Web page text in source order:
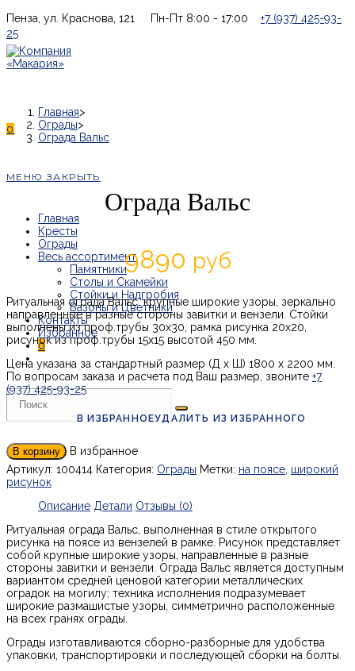
Перейти
к
содержимому
Пенза, ул. Краснова, 121 Пн-Пт 8:00 - 17:00 +7 (937) 425-93-
25
0
МЕНЮ ЗАКРЫТЬ
Главная
Кресты
Ограды
Весь ассортимент
Памятники
Столы и Скамейки
Стойки и Надгробия
Вазоны и Цветники
Контакты
0
Главная>
Ограды>
Ограда Вальс
Ограда Вальс
9890 руб
Ритуальная ограда Вальс: крупные широкие узоры, зеркально
направленные в разные стороны завитки и вензели. Стойки
выполнены из проф.трубы 30х30, рамка рисунка 20х20,
рисунок из проф.трубы 15х15 высотой 450 мм.
Цена указана за стандартный размер (Д х Ш) 1800 х 2200 мм.
По вопросам заказа и расчета под Ваш размер, звоните +7
(937) 425-93-25
В корзину
В ИЗБРАННОЕУДАЛИТЬ ИЗ ИЗБРАННОГО
В избранное
Артикул: 100414 Категория: Ограды Метки: на поясе широкий
рисунок
Описание Детали Отзывы (0)
Ритуальная ограда Вальс, выполненная в стиле открытого
рисунка на поясе из вензелей в рамке. Рисунок представляет
собой крупные широкие узоры, направленные в разные
стороны завитки и вензели. Ограда Вальс является доступным
вариантом средней ценовой категории металлических
оградок на могилу; техника исполнения подразумевает
широкие размашистые узоры, симметрично расположенные
на всех гранях ограды.
Ограды изготавливаются сборно-разборные для удобства
упаковки, транспортировки и последующей сборки на болты.